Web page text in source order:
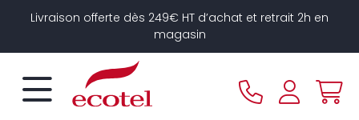
Livraison offerte dès 249€ HT d’achat et retrait 2h en
magasin
Panneau de gestion des cookies